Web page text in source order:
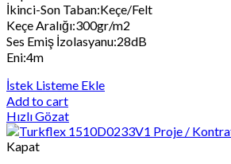
İkinci-Son Taban:Keçe/Felt
Keçe Aralığı:300gr/m2
Ses Emiş İzolasyanu:28dB
Eni:4m
İstek Listeme Ekle
Add to cart
Hızlı Gözat
Kapat